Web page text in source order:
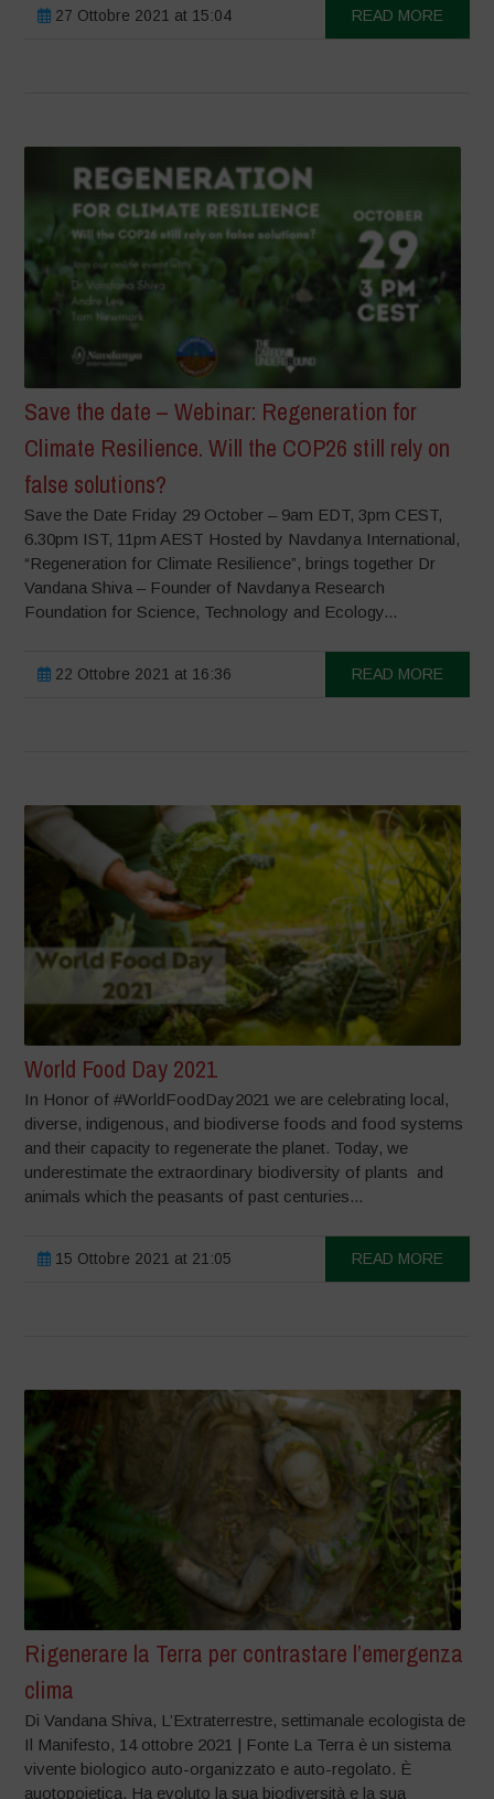
27 Ottobre 2021 at 15:04 READ MORE
Save the date – Webinar: Regeneration for
Climate Resilience. Will the COP26 still rely on
false solutions?
Save the Date Friday 29 October – 9am EDT, 3pm CEST,
6.30pm IST, 11pm AEST Hosted by Navdanya International,
“Regeneration for Climate Resilience”, brings together Dr
Vandana Shiva – Founder of Navdanya Research
Foundation for Science, Technology and Ecology...
22 Ottobre 2021 at 16:36 READ MORE
World Food Day 2021
In Honor of #WorldFoodDay2021 we are celebrating local,
diverse, indigenous, and biodiverse foods and food systems
and their capacity to regenerate the planet. Today, we
underestimate the extraordinary biodiversity of plants and
animals which the peasants of past centuries...
15 Ottobre 2021 at 21:05 READ MORE
Rigenerare la Terra per contrastare l’emergenza
clima
Di Vandana Shiva, L’Extraterrestre, settimanale ecologista de
Il Manifesto, 14 ottobre 2021 | Fonte La Terra è un sistema
vivente biologico auto-organizzato e auto-regolato. È
auotopoietica. Ha evoluto la sua biodiversità e la sua